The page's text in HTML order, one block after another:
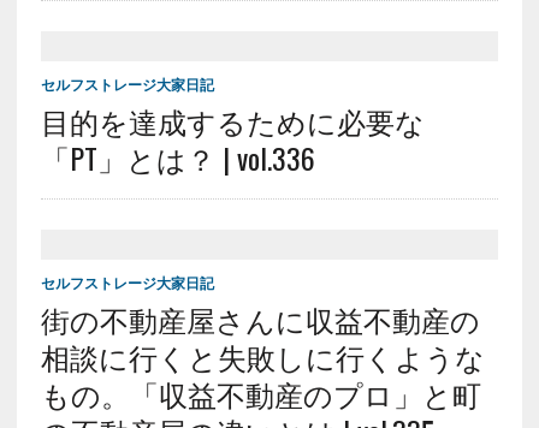
セルフストレージ大家日記
目的を達成するために必要な
「PT」とは？ | vol.336
セルフストレージ大家日記
街の不動産屋さんに収益不動産の
相談に行くと失敗しに行くような
もの。「収益不動産のプロ」と町